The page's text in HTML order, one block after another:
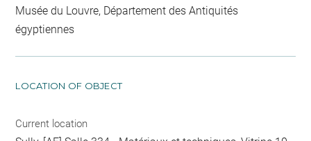
Musée du Louvre, Département des Antiquités
égyptiennes
LOCATION OF OBJECT
Current location